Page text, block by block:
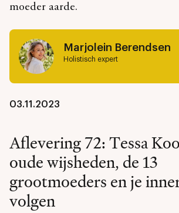
moeder aarde.
Marjolein Berendsen
Holistisch expert
03.11.2023
Aflevering 72: Tessa
oude wijsheden, de 13
grootmoeders en je
volgen